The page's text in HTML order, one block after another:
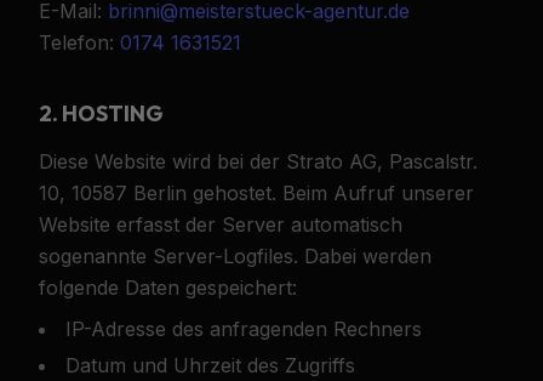
E-Mail: brinni@meisterstueck-agentur.de
Telefon: 0174 1631521
2. HOSTING
Diese Website wird bei der Strato AG, Pascalstr.
10, 10587 Berlin gehostet. Beim Aufruf unserer
Website erfasst der Server automatisch
sogenannte Server-Logfiles. Dabei werden
folgende Daten gespeichert:
IP-Adresse des anfragenden Rechners
Datum und Uhrzeit des Zugriffs